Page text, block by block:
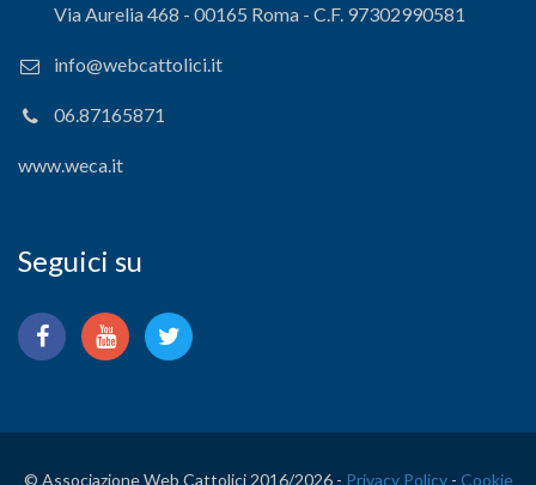
Via Aurelia 468 - 00165 Roma - C.F. 97302990581
info@webcattolici.it
06.87165871
www.weca.it
Seguici su
© Associazione Web Cattolici 2016/2026 - Privacy Policy- Cookie